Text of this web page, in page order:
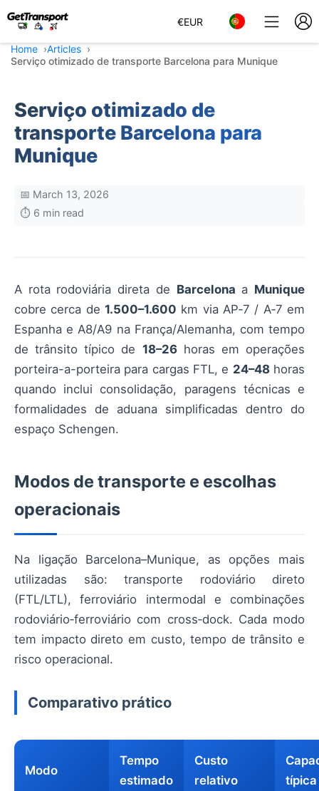
€EUR
Home
Articles
Serviço otimizado de transporte Barcelona para Munique
Serviço otimizado de
transporte Barcelona para
Munique
📅 March 13, 2026
⏱️ 6 min read
A rota rodoviária direta de Barcelona a Munique
cobre cerca de 1.500–1.600 km via AP‑7 / A‑7 em
Espanha e A8/A9 na França/Alemanha, com tempo
de trânsito típico de 18–26horas em operações
porteira-a-porteira para cargas FTL, e 24–48horas
quando inclui consolidação, paragens técnicas e
formalidades de aduana simplificadas dentro do
espaço Schengen.
Modos de transporte e escolhas
operacionais
Na ligação Barcelona–Munique, as opções mais
utilizadas são: transporte rodoviário direto
(FTL/LTL), ferroviário intermodal e combinações
rodoviário‑ferroviário com cross‑dock. Cada modo
tem impacto direto em custo, tempo de trânsito e
risco operacional.
Comparativo prático
Modo
Tempo
estimado
Custo
relativo
típica